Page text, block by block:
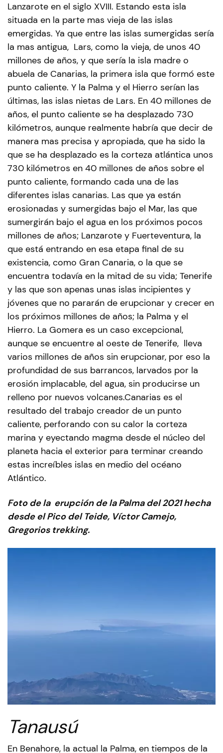
Lanzarote en el siglo XVIII. Estando esta isla
situada en la parte mas vieja de las islas
emergidas. Ya que entre las islas sumergidas sería
la mas antigua, Lars, como la vieja, de unos 40
millones de años, y que sería la isla madre o
abuela de Canarias, la primera isla que formó este
punto caliente. Y la Palma y el Hierro serían las
últimas, las islas nietas de Lars. En 40 millones de
años, el punto caliente se ha desplazado 730
kilómetros, aunque realmente habría que decir de
manera mas precisa y apropiada, que ha sido la
que se ha desplazado es la corteza atlántica unos
730 kilómetros en 40 millones de años sobre el
punto caliente, formando cada una de las
diferentes islas canarias. Las que ya están
erosionadas y sumergidas bajo el Mar, las que
sumergirán bajo el agua en los próximos pocos
millones de años; Lanzarote y Fuerteventura, la
que está entrando en esa etapa final de su
existencia, como Gran Canaria, o la que se
encuentra todavía en la mitad de su vida; Tenerife
y las que son apenas unas islas incipientes y
jóvenes que no pararán de erupcionar y crecer en
los próximos millones de años; la Palma y el
Hierro. La Gomera es un caso excepcional,
aunque se encuentre al oeste de Tenerife, lleva
varios millones de años sin erupcionar, por eso la
profundidad de sus barrancos, larvados por la
erosión implacable, del agua, sin producirse un
relleno por nuevos volcanes.Canarias es el
resultado del trabajo creador de un punto
caliente, perforando con su calor la corteza
marina y eyectando magma desde el núcleo del
planeta hacia el exterior para terminar creando
estas increíbles islas en medio del océano
Atlántico.
Foto de la erupción de la Palma del 2021 hecha
desde el Pico del Teide, Víctor Camejo,
Gregorios trekking.
Tanausú
En Benahore, la actual la Palma, en tiempos de la